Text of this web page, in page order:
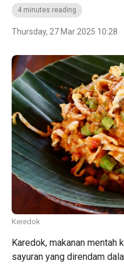
4 minutes reading
Thursday, 27 Mar 2025 10:28
Keredok
Karedok, makanan mentah
sayuran yang direndam